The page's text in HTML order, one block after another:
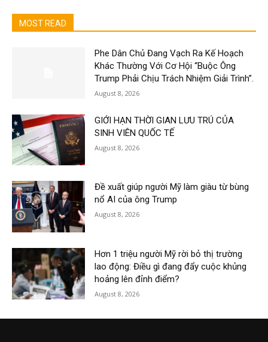
MOST READ
Phe Dân Chủ Đang Vạch Ra Kế Hoạch
Khác Thường Với Cơ Hội “Buộc Ông
Trump Phải Chịu Trách Nhiệm Giải Trình”.
August 8, 2026
GIỚI HẠN THỜI GIAN LƯU TRÚ CỦA
SINH VIÊN QUỐC TẾ
August 8, 2026
Đề xuất giúp người Mỹ làm giàu từ bùng
nổ AI của ông Trump
August 8, 2026
Hơn 1 triệu người Mỹ rời bỏ thị trường
lao động: Điều gì đang đẩy cuộc khủng
hoảng lên đỉnh điểm?
August 8, 2026